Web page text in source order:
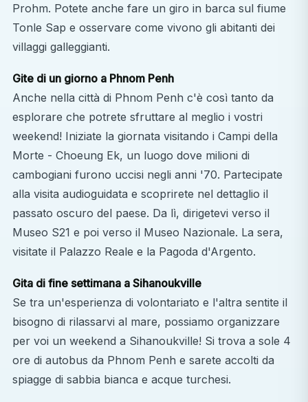
Prohm. Potete anche fare un giro in barca sul fiume
Tonle Sap e osservare come vivono gli abitanti dei
villaggi galleggianti.
Gite di un giorno a Phnom Penh
Anche nella città di Phnom Penh c'è così tanto da
esplorare che potrete sfruttare al meglio i vostri
weekend! Iniziate la giornata visitando i Campi della
Morte - Choeung Ek, un luogo dove milioni di
cambogiani furono uccisi negli anni '70. Partecipate
alla visita audioguidata e scoprirete nel dettaglio il
passato oscuro del paese. Da lì, dirigetevi verso il
Museo S21 e poi verso il Museo Nazionale. La sera,
visitate il Palazzo Reale e la Pagoda d'Argento.
Gita di fine settimana a Sihanoukville
Se tra un'esperienza di volontariato e l'altra sentite il
bisogno di rilassarvi al mare, possiamo organizzare
per voi un weekend a Sihanoukville! Si trova a sole 4
ore di autobus da Phnom Penh e sarete accolti da
spiagge di sabbia bianca e acque turchesi.